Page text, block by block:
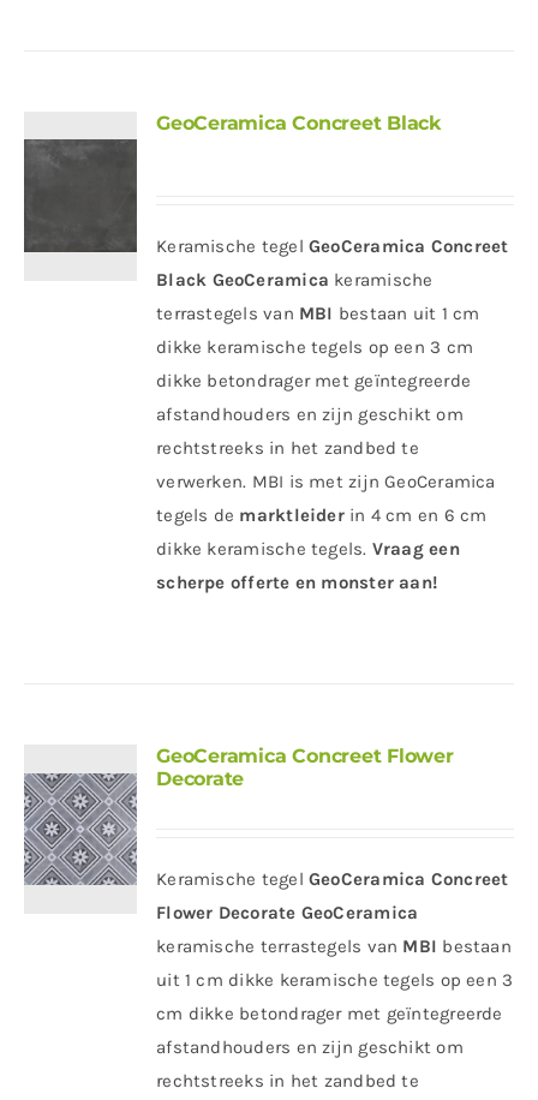
GeoCeramica Concreet Black
Keramische tegel GeoCeramica Concreet
Black GeoCeramica keramische
terrastegels van MBI bestaan uit 1 cm
dikke keramische tegels op een 3 cm
dikke betondrager met geïntegreerde
afstandhouders en zijn geschikt om
rechtstreeks in het zandbed te
verwerken. MBI is met zijn GeoCeramica
tegels de marktleiderin 4 cm en 6 cm
dikke keramische tegels. Vraag een
scherpe offerte en monster aan!
GeoCeramica Concreet Flower
Decorate
Keramische tegel GeoCeramica Concreet
Flower Decorate GeoCeramica
keramische terrastegels van MBI bestaan
uit 1 cm dikke keramische tegels op een 3
cm dikke betondrager met geïntegreerde
afstandhouders en zijn geschikt om
rechtstreeks in het zandbed te